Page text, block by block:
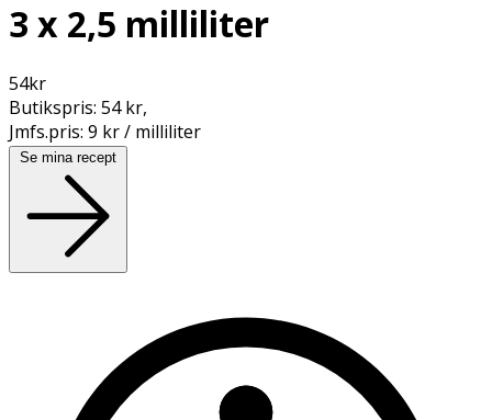
3 x 2,5 milliliter
54kr
Butikspris: 54 kr,
Jmfs.pris: 9 kr / milliliter
Se mina recept